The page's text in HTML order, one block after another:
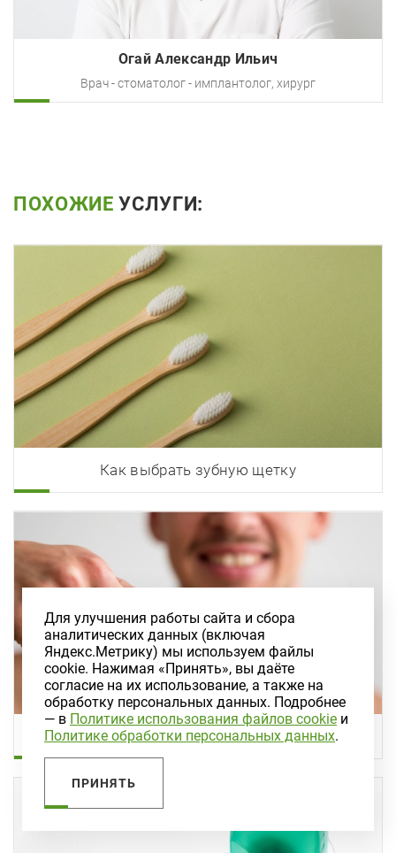
Огай Александр Ильич
Врач - стоматолог - имплантолог, хирург
ПОХОЖИЕ УСЛУГИ:
Как выбрать зубную щетку
Методики чистки зубов
Для улучшения работы сайта и сбора
аналитических данных (включая
Яндекс.Метрику) мы используем файлы
cookie. Нажимая «Принять», вы даёте
согласие на их использование, а также на
обработку персональных данных. Подробнее
— в Политике использования файлов cookie и
Политике обработки персональных данных.
ПРИНЯТЬ